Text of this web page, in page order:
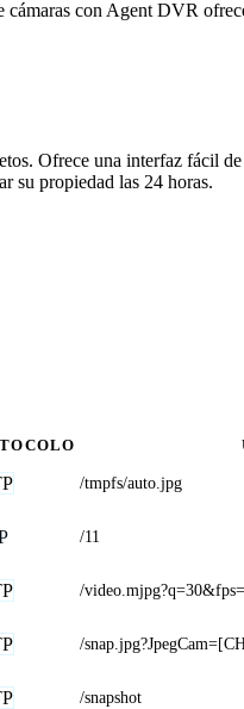
con Agent DVR
Ofrece una interfaz fácil
su propiedad las 24 horas.
/tmpfs/auto.jpg
/11
/
/
/snapshot